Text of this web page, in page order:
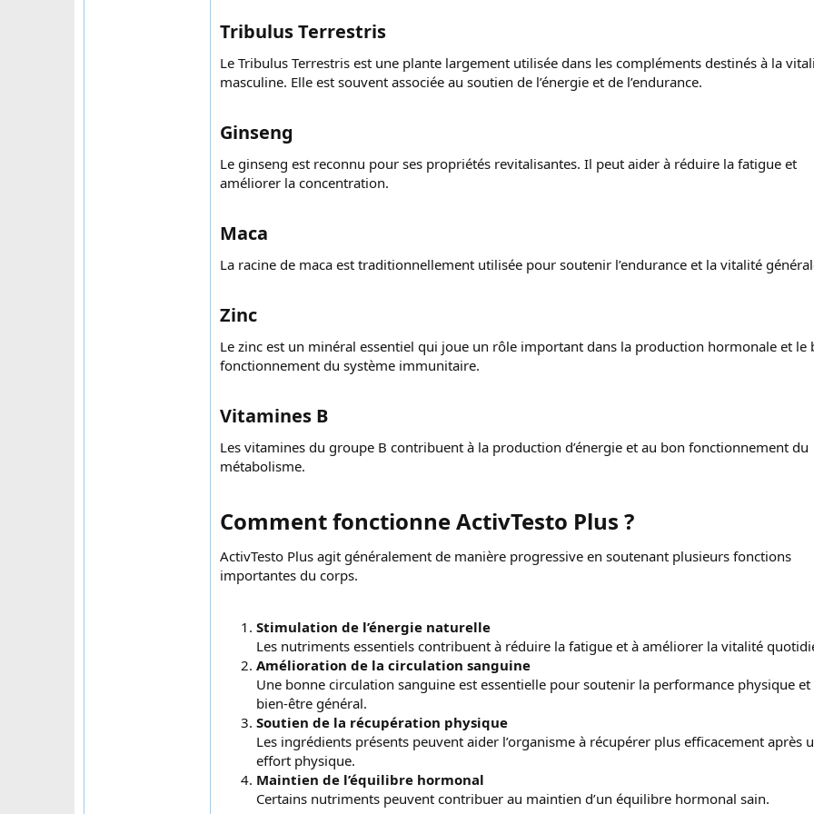
Tribulus Terrestris​
Le Tribulus Terrestris est une plante largement utilisée dans les compléments destinés à la
masculine. Elle est souvent associée au soutien de l’énergie et de l’endurance.
Ginseng​
Le ginseng est reconnu pour ses propriétés revitalisantes. Il peut aider à réduire la fatigue et
améliorer la concentration.
Maca​
La racine de maca est traditionnellement utilisée pour soutenir l’endurance et la vitalité
Zinc​
Le zinc est un minéral essentiel qui joue un rôle important dans la production hormonale et le
fonctionnement du système immunitaire.
Vitamines B​
Les vitamines du groupe B contribuent à la production d’énergie et au bon fonctionnement du
métabolisme.
Comment fonctionne ActivTesto Plus ?​
ActivTesto Plus agit généralement de manière progressive en soutenant plusieurs fonctions
importantes du corps.
Stimulation de l’énergie naturelle
Les nutriments essentiels contribuent à réduire la fatigue et à améliorer la vitalité
Amélioration de la circulation sanguine
Une bonne circulation sanguine est essentielle pour soutenir la performance physique et
bien-être général.
Soutien de la récupération physique
Les ingrédients présents peuvent aider l’organisme à récupérer plus efficacement après
effort physique.
Maintien de l’équilibre hormonal
Certains nutriments peuvent contribuer au maintien d’un équilibre hormonal sain.